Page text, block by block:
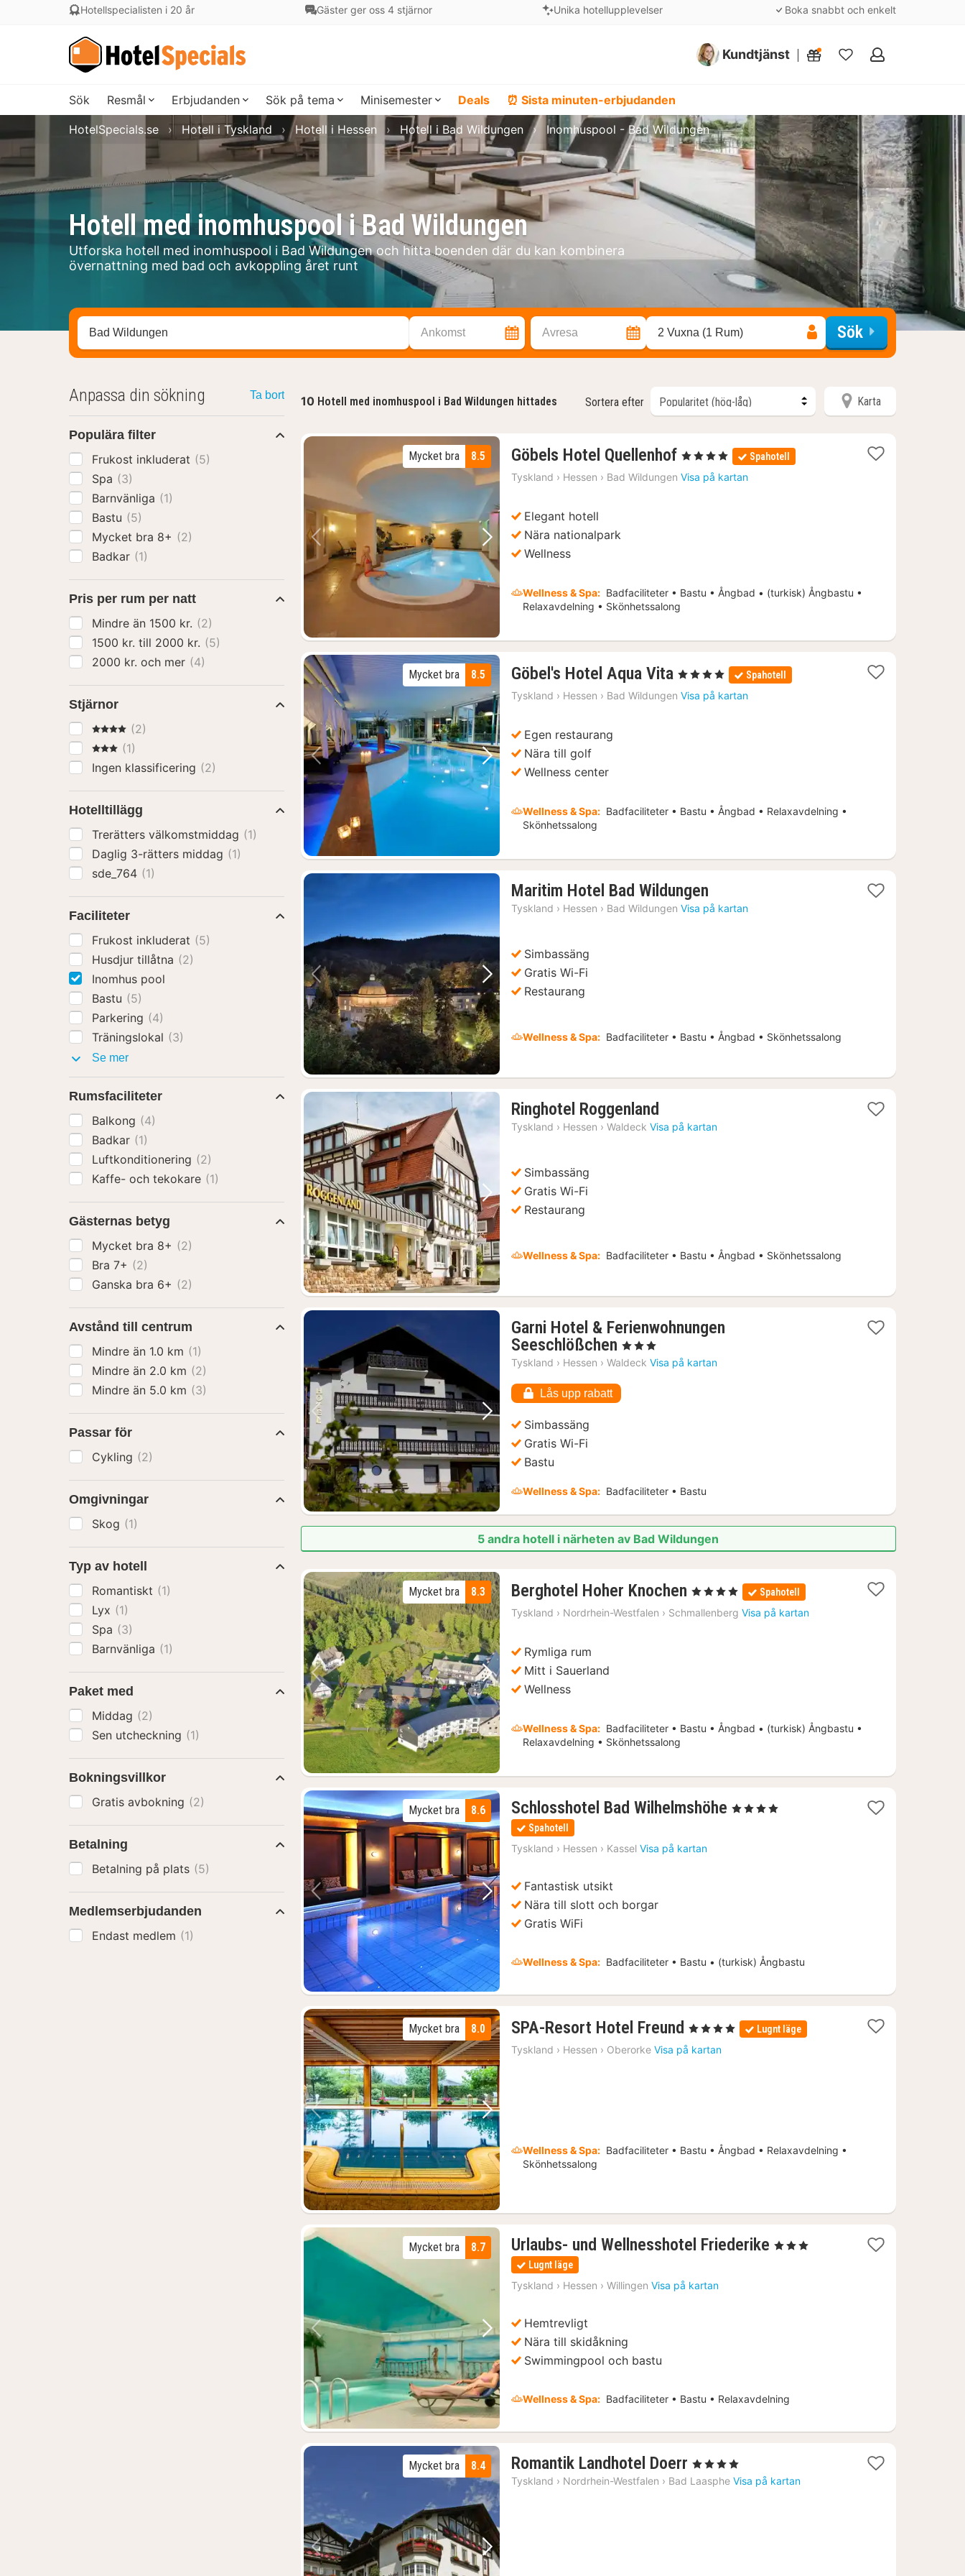
Hotellspecialisten i 20 år Gäster ger oss 4 stjärnor Unika hotellupplevelser Boka snabbt och enkelt
Kundtjänst
Mina
Sök Resmål Erbjudanden Sök på tema Minisemester Deals ⏰ Sista minuten-erbjudanden
Hotell med inomhuspool i Bad Wildungen
Utforska hotell med inomhuspool i Bad Wildungen och hitta boenden där du kan kombinera
övernattning med bad och avkoppling året runt
HotelSpecials.se Hotell i Tyskland Hotell i Hessen Hotell i Bad Wildungen Inomhuspool - Bad Wildungen
Sök efter hotell, område eller stad Ankomst Avresa 2 Vuxna (1 Rum) Sök
10 Hotell med inomhuspool i Bad Wildungen hittades Sortera efter Karta
Föregående bild Nästa bild
8.5
Mycket bra Göbels Hotel Quellenhof 1
natt
från
, 4 Stjärnor Spahotell
Tyskland › Hessen › Bad Wildungen Visa på kartan
Elegant hotell
Nära nationalpark
Wellness
Wellness & Spa: Badfaciliteter • Bastu • Ångbad • (turkisk) Ångbastu •
Relaxavdelning • Skönhetssalong
Föregående bild Nästa bild
8.5
Mycket bra Göbel's Hotel Aqua Vita 1
natt
från
, 4 Stjärnor Spahotell
Tyskland › Hessen › Bad Wildungen Visa på kartan
Egen restaurang
Nära till golf
Wellness center
Wellness & Spa: Badfaciliteter • Bastu • Ångbad • Relaxavdelning •
Skönhetssalong
Föregående bild Nästa bild
Maritim Hotel Bad Wildungen
natt
Tyskland › Hessen › Bad Wildungen Visa på kartan
Simbassäng
Gratis Wi-Fi
Restaurang
Wellness & Spa: Badfaciliteter • Bastu • Ångbad • Skönhetssalong
Föregående bild Nästa bild
Ringhotel Roggenland
natt
Tyskland › Hessen › Waldeck Visa på kartan
Simbassäng
Gratis Wi-Fi
Restaurang
Wellness & Spa: Badfaciliteter • Bastu • Ångbad • Skönhetssalong
Föregående bild Nästa bild
Garni Hotel & Ferienwohnungen
Seeschlößchen 1
natt
, 3 Stjärnor
Tyskland › Hessen › Waldeck Visa på kartan
Lås upp rabatt
Simbassäng
Gratis Wi-Fi
Bastu
Wellness & Spa: Badfaciliteter • Bastu
5 andra hotell i närheten av Bad Wildungen
Föregående bild Nästa bild
8.3
Mycket bra Berghotel Hoher Knochen 1
natt
från
, 4 Stjärnor Spahotell
Tyskland › Nordrhein-Westfalen › Schmallenberg Visa på kartan
Rymliga rum
Mitt i Sauerland
Wellness
Wellness & Spa: Badfaciliteter • Bastu • Ångbad • (turkisk) Ångbastu •
Relaxavdelning • Skönhetssalong
Föregående bild Nästa bild
8.6
Mycket bra Schlosshotel Bad Wilhelmshöhe 1
, 4 Stjärnor
Spahotell
Tyskland › Hessen › Kassel Visa på kartan
Fantastisk utsikt
Nära till slott och borgar
Gratis WiFi
Wellness & Spa: Badfaciliteter • Bastu • (turkisk) Ångbastu
Föregående bild Nästa bild
8.0
Mycket bra SPA-Resort Hotel Freund 1
natt
från
, 4 Stjärnor Lugnt läge
Tyskland › Hessen › Oberorke Visa på kartan
Wellness & Spa: Badfaciliteter • Bastu • Ångbad • Relaxavdelning •
Skönhetssalong
Föregående bild Nästa bild
8.7
Mycket bra Urlaubs- und Wellnesshotel Friederike 1
, 3 Stjärnor
Lugnt läge
Tyskland › Hessen › Willingen Visa på kartan
Hemtrevligt
Nära till skidåkning
Swimmingpool och bastu
Wellness & Spa: Badfaciliteter • Bastu • Relaxavdelning
Föregående bild Nästa bild
8.4
Mycket bra Romantik Landhotel Doerr 1
natt
, 4 Stjärnor
Tyskland › Nordrhein-Westfalen › Bad Laasphe Visa på kartan
Anpassa din sökning Ta bort
Populära filter
Frukost inkluderat (5)
Spa (3)
Barnvänliga (1)
Bastu (5)
Mycket bra 8+ (2)
Badkar (1)
Pris per rum per natt
Mindre än 1500 kr. (2)
1500 kr. till 2000 kr. (5)
2000 kr. och mer (4)
Stjärnor
4 Stjärnor
(2)
3 Stjärnor
(1)
Ingen klassificering (2)
Hotelltillägg
Trerätters välkomstmiddag (1)
Daglig 3-rätters middag (1)
sde_764 (1)
Faciliteter
Frukost inkluderat (5)
Husdjur tillåtna (2)
Inomhus pool
Bastu (5)
Parkering (4)
Träningslokal (3)
Se merFaciliteter
Rumsfaciliteter
Balkong (4)
Badkar (1)
Luftkonditionering (2)
Kaffe- och tekokare (1)
Gästernas betyg
Mycket bra 8+ (2)
Bra 7+ (2)
Ganska bra 6+ (2)
Avstånd till centrum
Mindre än 1.0 km (1)
Mindre än 2.0 km (2)
Mindre än 5.0 km (3)
Passar för
Cykling (2)
Omgivningar
Skog (1)
Typ av hotell
Romantiskt (1)
Lyx (1)
Spa (3)
Barnvänliga (1)
Paket med
Middag (2)
Sen utcheckning (1)
Bokningsvillkor
Gratis avbokning (2)
Betalning
Betalning på plats (5)
Medlemserbjudanden
Endast medlem (1)